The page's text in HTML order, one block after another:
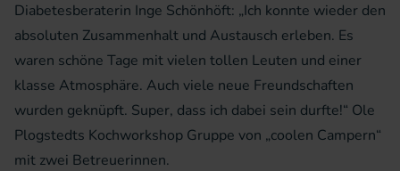
Diabetesberaterin Inge Schönhöft: „Ich konnte wieder den
absoluten Zusammenhalt und Austausch erleben. Es
waren schöne Tage mit vielen tollen Leuten und einer
klasse Atmosphäre. Auch viele neue Freundschaften
wurden geknüpft. Super, dass ich dabei sein durfte!“ Ole
Plogstedts Kochworkshop Gruppe von „coolen Campern“
mit zwei Betreuerinnen.